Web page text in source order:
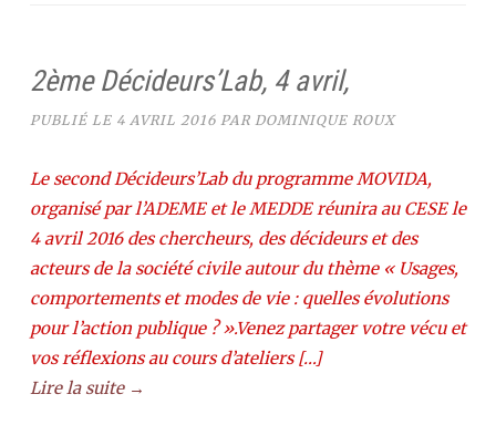
2ème Décideurs’Lab, 4 avril,
PUBLIÉ LE 4 AVRIL 2016 PAR DOMINIQUE ROUX
Le second Décideurs’Lab du programme MOVIDA,
organisé par l’ADEME et le MEDDE réunira au CESE le
4 avril 2016 des chercheurs, des décideurs et des
acteurs de la société civile autour du thème « Usages,
comportements et modes de vie : quelles évolutions
pour l’action publique ? ».Venez partager votre vécu et
vos réflexions au cours d’ateliers […]
Lire la suite →